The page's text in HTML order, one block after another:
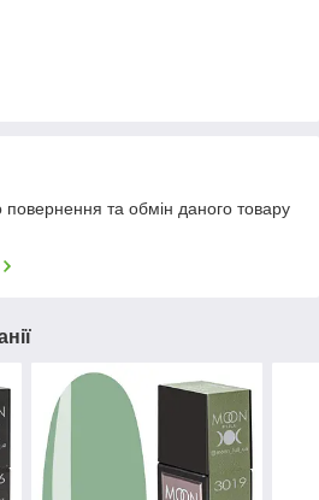
та обмін даного товару